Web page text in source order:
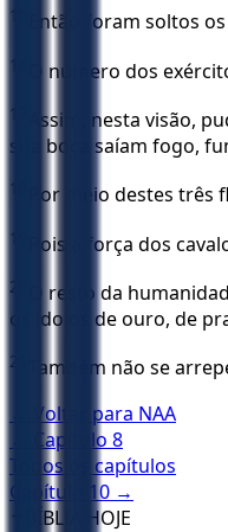
15 Então foram soltos
16 O número dos
17
Assim, nesta visão,
sua boca saíam fogo,
18 Por meio destes
19 Pois a força dos
20
O resto da
os ídolos de ouro, de
21
Também não se
← Voltar para NAA
← Capítulo 8
Todos os capítulos
Capítulo
10 →
BÍBLIA HOJE